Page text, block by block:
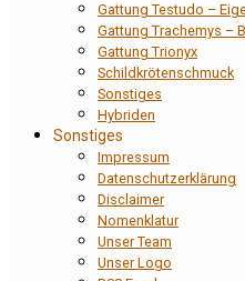
Gattung Testudo –
Gattung Trachemys –
Gattung Trionyx
Schildkrötenschmuck
Sonstiges
Hybriden
Sonstiges
Impressum
Datenschutzerklärung
Disclaimer
Nomenklatur
Unser Team
Unser Logo